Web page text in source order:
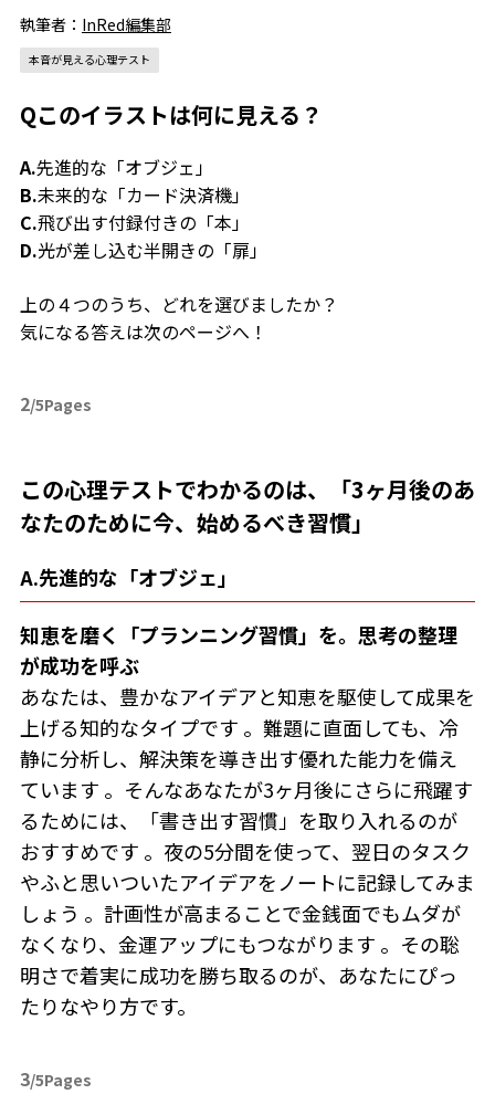
執筆者： InRed編集部
本音が見える心理テスト
Qこのイラストは何に見える？
A.先進的な「オブジェ」
B.未来的な「カード決済機」
C.飛び出す付録付きの「本」
D.光が差し込む半開きの「扉」
上の４つのうち、どれを選びましたか？
気になる答えは次のページへ！
2/5Pages
この心理テストでわかるのは、「3ヶ月後のあ
なたのために今、始めるべき習慣」
A.先進的な「オブジェ」
知恵を磨く「プランニング習慣」を。思考の整理
が成功を呼ぶ
あなたは、豊かなアイデアと知恵を駆使して成果を
上げる知的なタイプです 。難題に直面しても、冷
静に分析し、解決策を導き出す優れた能力を備え
ています 。そんなあなたが3ヶ月後にさらに飛躍す
るためには、「書き出す習慣」を取り入れるのが
おすすめです 。夜の5分間を使って、翌日のタスク
やふと思いついたアイデアをノートに記録してみま
しょう 。計画性が高まることで金銭面でもムダが
なくなり、金運アップにもつながります 。その聡
明さで着実に成功を勝ち取るのが、あなたにぴっ
たりなやり方です。
3/5Pages